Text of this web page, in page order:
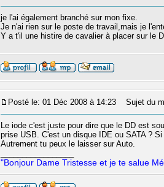
je l'ai également branché sur mon fixe.
Je n'ai rien sur le poste de travail,mais je
Y a t'il une histire de cavalier à placer sur le
Posté le: 01 Déc 2008 à 14:23 Sujet du
Le iode c'est juste pour dire que le DD est
prise USB. C'est un disque IDE ou SATA ?
Autrement tu peux le laisser sur Auto.
"Bonjour Dame Tristesse et je te salue